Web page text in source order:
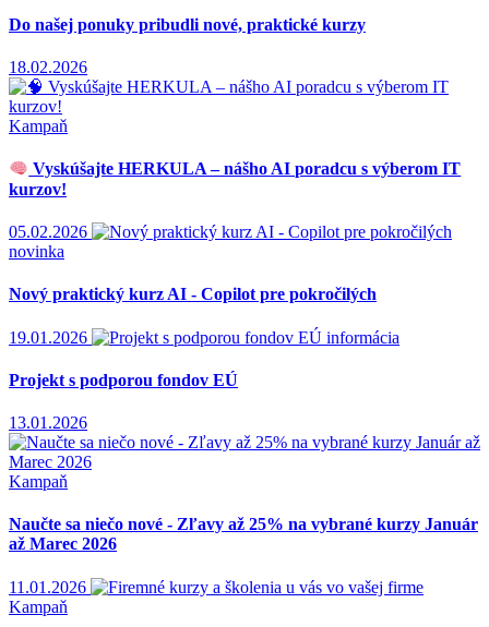
Do našej ponuky pribudli nové, praktické kurzy
18.02.2026
Kampaň
Vyskúšajte HERKULA – nášho AI poradcu s výberom IT
kurzov!
05.02.2026
novinka
Nový praktický kurz AI - Copilot pre pokročilých
19.01.2026 informácia
Projekt s podporou fondov EÚ
13.01.2026
Kampaň
Naučte sa niečo nové - Zľavy až 25% na vybrané kurzy Január
až Marec 2026
11.01.2026
Kampaň